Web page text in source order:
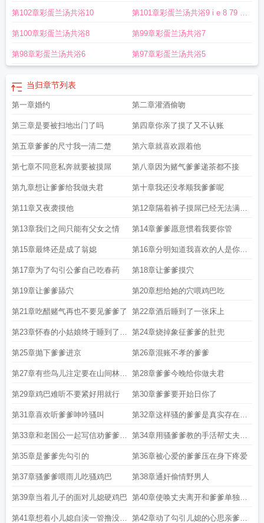
散当归龙荟丸的功效与作用
第102章彩蛋兰汤共浴10 第101章彩蛋兰汤共浴9 i e 8 79 c
o m
第100章彩蛋兰汤共浴8 第99章彩蛋兰汤共浴7
第98章彩蛋兰汤共浴6 第97章彩蛋兰汤共浴5
当归章节列表
第一章婚约 第二章灌酒偷吻
第三章是要被扫地出门了吗 第四章你亲了摸了又不认账
第五章爹爹的尺寸我一清二楚 第六章就喜欢跟着他
第七章不同意私奔就要被摸屌 第八章因为赌气爹爹递茶都不接
第九章想让爹爹给我做夫君 第十章我还没孝顺我爹爹呢
第11章又夜袭摸他 第12章隔着裤子摸屌已经无法满足
色心被爹爹
第13章我们之间只能有父女之情 第14章爹爹愿意惯着我要你管
第15章最终还是成了翁媳 第16章分明知道我喜欢的人是你还
硬要将我
第17章为了勾引公爹自己吃春药 第18章让爹爹摸穴
第19章让爹爹舔穴 第20章想给她的穴喂鸡巴吃
第21章吃醋赌气再也不要见爹爹了 第22章酒后睡到了一张床上
第23章怀春的小姑娘终于睡到了男
人但不是
第24章烧掉象征爹爹的肚兜
第25章抛下爹爹进京 第26章混账不孝的爹爹
第27章有些鸟儿注定要在山间林中
自在高飞
第28章爹爹今晚给你做夫君
第29章鸡巴难听不要紧好用就行 第30章爹爹要开始日你了
第31章喜欢听爹爹呻吟骚叫 第32章这样骚的爹爹是真实存在的
吗
第33章和老国公一起写信劝爹爹进
京
第34章用骚爹爹教的手活帮丈夫手
冲
第35章是爹爹先勾引的 第36章被心爱的爹爹压在身下疼爱
第37章骚爹爹喂雨儿吃骚鸡巴 第38章通奸偷情野男人
第39章当着儿子的面对儿媳硬鸡巴 第40章使唤丈夫离开和爹爹单独相
处
第41章想着小儿媳自渎一管撸没了 第42章动了勾引儿媳的心思亲爹给